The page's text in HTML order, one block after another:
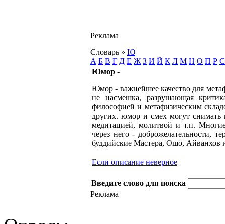
Реклама
Словарь » Ю
А Б В Г Д Е Ж З И Й К Л М Н О П Р С
Юмор -
Юмор - важнейшее качество для
не насмешка, разрушающая
философией и метафизическим
других. юмор и смех могут снимать
медитацией, молитвой и т.п.
через него - доброжелательности,
буддийские Мастера, Ошо, Айванхов
Если описание неверное
Введите слово для поиска
Реклама